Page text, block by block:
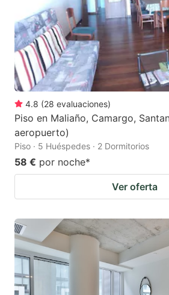
4.8 (28 evaluaciones)
Piso en Maliaño, Camargo,
aeropuerto)
Piso · 5 Huéspedes · 2 Dormitorios
58 € por noche*
Ver oferta